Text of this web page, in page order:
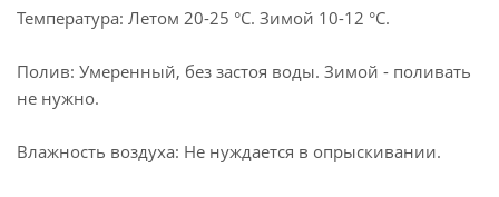
Температура: Летом 20-25 °С. Зимой 10-12 °С.
Полив: Умеренный, без застоя воды. Зимой - поливать
не нужно.
Влажность воздуха: Не нуждается в опрыскивании.